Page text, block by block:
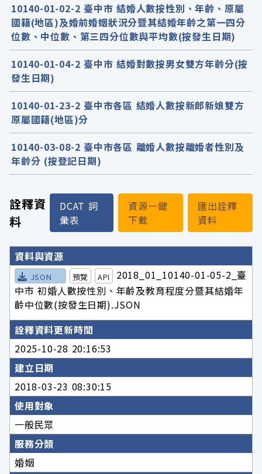
詮釋資
料
DCAT 詞
彙表
資源一鍵
下載
匯出詮釋
資料
詮釋資料詳細內容
資料與資源
JSON 預覽 API
2018_01_10140-01-05-2_臺
中市 初婚人數按性別、年齡及教育程度分暨其結婚年
齡中位數(按發生日期).JSON
詮釋資料更新時間
2025-10-28 20:16:53
建立日期
2018-03-23 08:30:15
使用對象
一般民眾
服務分類
婚姻
10140-01-02-2 臺中市 結婚人數按性別、年齡、原屬
國籍(地區)及婚前婚姻狀況分暨其結婚年齡之第一四分
位數、中位數、第三四分位數與平均數(按發生日期)
10140-01-04-2 臺中市 結婚對數按男女雙方年齡分(按
發生日期)
10140-01-23-2 臺中市各區 結婚人數按新郎新娘雙方
原屬國籍(地區)分
10140-03-08-2 臺中市各區 離婚人數按離婚者性別及
年齡分 (按登記日期)